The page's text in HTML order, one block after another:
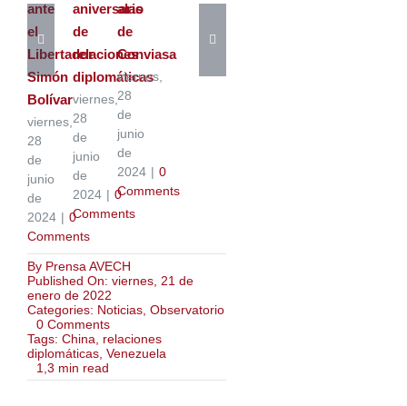
ante
el
Libertador
Simón
Bolívar
viernes,
28
de
junio
de
2024 | 0
Comments
aniversario
de
relaciones
diplomáticas
viernes,
28
de
junio
de
2024 | 0
Comments
alas
de
Conviasa
viernes,
28
de
junio
de
2024 | 0
Comments
By Prensa AVECH
Published On: viernes, 21 de
enero de 2022
Categories: Noticias, Observatorio
0 Commentson
AN
autoriza
de
Tags: China, relaciones
diplomáticas, Venezuela
1,3 min read